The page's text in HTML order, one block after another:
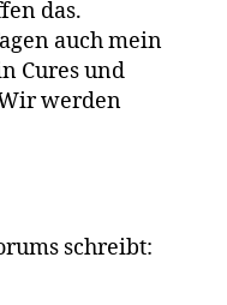
das.
auch mein
Cures und
werden
schreibt: